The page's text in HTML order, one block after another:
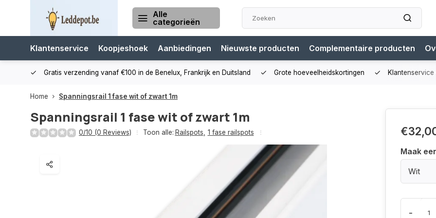
Alle
categorieën
Klantenservice Koopjeshoek Aanbiedingen Nieuwste producten Complementaire producten
Gratis verzending vanaf €100 in de Benelux, Frankrijk en Duitsland Grote hoeveelheidskortingen
Home Spanningsrail 1 fase wit of zwart 1m
Spanningsrail 1 fase wit of zwart 1m
0/10 (0 Reviews) Toon alle: Railspots 1 fase railspots
Maak
Wit
-